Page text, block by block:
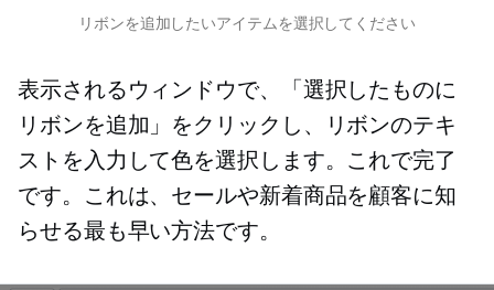
リボンを追加したいアイテムを選択してください
表示されるウィンドウで、「選択したものに
リボンを追加」をクリックし、リボンのテキ
ストを入力して色を選択します。これで完了
です。これは、セールや新着商品を顧客に知
らせる最も早い方法です。